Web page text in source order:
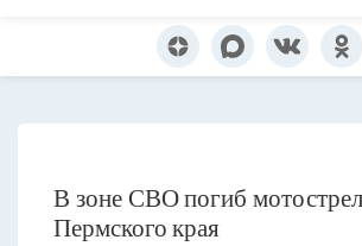
В зоне СВО погиб
Пермского края